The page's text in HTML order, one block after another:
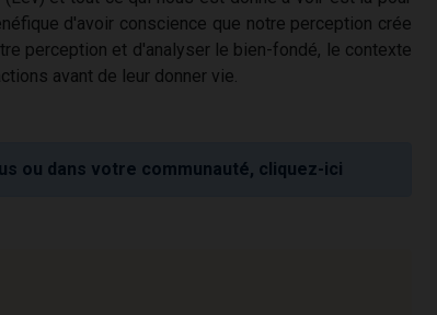
d'avoir conscience que notre perception crée
perception et d'analyser le bien-fondé, le contexte
avant de leur donner vie.
ou dans votre communauté, cliquez-ici